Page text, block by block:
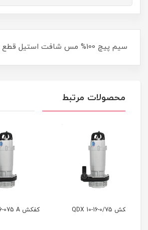
سیم پیچ 100% مس شافت استیل قطع کن اتوماتیک
محصولات مرتبط
کفکش QDX 10-16-075 A کفکش QDX 1/5-32-0/75